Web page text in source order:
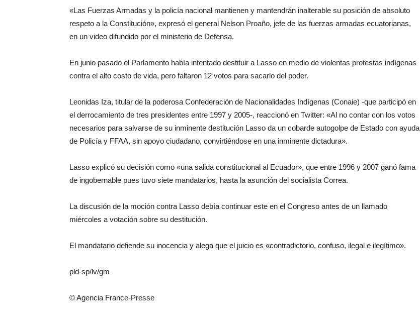
«Las Fuerzas Armadas y la policía nacional mantienen y mantendrán inalterable su posición de absoluto
respeto a la Constitución», expresó el general Nelson Proaño, jefe de las fuerzas armadas ecuatorianas,
en un video difundido por el ministerio de Defensa.
En junio pasado el Parlamento había intentado destituir a Lasso en medio de violentas protestas indígenas
contra el alto costo de vida, pero faltaron 12 votos para sacarlo del poder.
Leonidas Iza, titular de la poderosa Confederación de Nacionalidades Indígenas (Conaie) -que participó en
el derrocamiento de tres presidentes entre 1997 y 2005-, reaccionó en Twitter: «Al no contar con los votos
necesarios para salvarse de su inminente destitución Lasso da un cobarde autogolpe de Estado con ayuda
de Policía y FFAA, sin apoyo ciudadano, convirtiéndose en una inminente dictadura».
Lasso explicó su decisión como «una salida constitucional al Ecuador», que entre 1996 y 2007 ganó fama
de ingobernable pues tuvo siete mandatarios, hasta la asunción del socialista Correa.
La discusión de la moción contra Lasso debía continuar este en el Congreso antes de un llamado
miércoles a votación sobre su destitución.
El mandatario defiende su inocencia y alega que el juicio es «contradictorio, confuso, ilegal e ilegítimo».
pld-sp/lv/gm
© Agencia France-Presse